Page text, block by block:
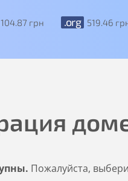
.87 грн .org 519 .46
Пожалуйста,